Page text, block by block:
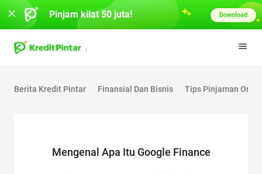
Berita Kredit Pintar Finansial Dan Bisnis Tips Pinjaman
Mengenal Apa Itu Google Finance
Pinjam kilat 50 juta! Download